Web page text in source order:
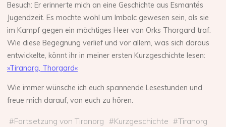
Besuch: Er erinnerte mich an eine Geschichte aus Esmantés
Jugendzeit. Es mochte wohl um Imbolc gewesen sein, als sie
im Kampf gegen ein mächtiges Heer von Orks Thorgard traf.
Wie diese Begegnung verlief und vor allem, was sich daraus
entwickelte, könnt ihr in meiner ersten Kurzgeschichte lesen:
»Tiranorg, Thorgard«
Wie immer wünsche ich euch spannende Lesestunden und
freue mich darauf, von euch zu hören.
#Fortsetzung von Tiranorg #Kurzgeschichte #Tiranorg